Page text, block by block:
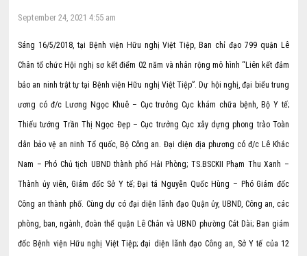
September 24, 2021 4:55 am
Sáng 16/5/2018, tại Bệnh viện Hữu nghị Việt Tiệp, Ban chỉ đạo 799 quận Lê
Chân tổ chức Hội nghị sơ kết điểm 02 năm và nhân rộng mô hình “Liên kết đảm
bảo an ninh trật tự tại Bệnh viện Hữu nghị Việt Tiệp”. Dự hội nghị, đại biểu trung
ương có đ/c Lương Ngọc Khuê – Cục trưởng Cục khám chữa bệnh, Bộ Y tế;
Thiếu tướng Trần Thị Ngọc Đẹp – Cục trưởng Cục xây dựng phong trào Toàn
dân bảo vệ an ninh Tổ quốc, Bộ Công an. Đại diện địa phương có đ/c Lê Khắc
Nam – Phó Chủ tịch UBND thành phố Hải Phòng; TS.BSCKII Phạm Thu Xanh –
Thành ủy viên, Giám đốc Sở Y tế; Đại tá Nguyễn Quốc Hùng – Phó Giám đốc
Công an thành phố. Cùng dự có đại diện lãnh đạo Quận ủy, UBND, Công an, các
phòng, ban, ngành, đoàn thể quận Lê Chân và UBND phường Cát Dài; Ban giám
đốc Bệnh viện Hữu nghị Việt Tiệp; đại diện lãnh đạo Công an, Sở Y tế của 12